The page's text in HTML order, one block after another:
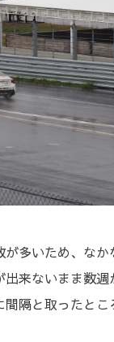
が多いため、な
来ないまま数
間隔と取ったと